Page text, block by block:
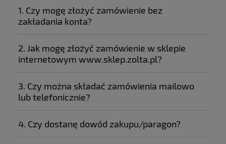
1. Czy mogę złożyć zamówienie bez
zakładania konta?
2. Jak mogę złożyć zamówienie w sklepie
internetowym www.sklep.zolta.pl?
www.sklep.zolta.pl
3. Czy można składać zamówienia mailowo
lub telefonicznie?
4. Czy dostanę dowód zakupu/paragon?